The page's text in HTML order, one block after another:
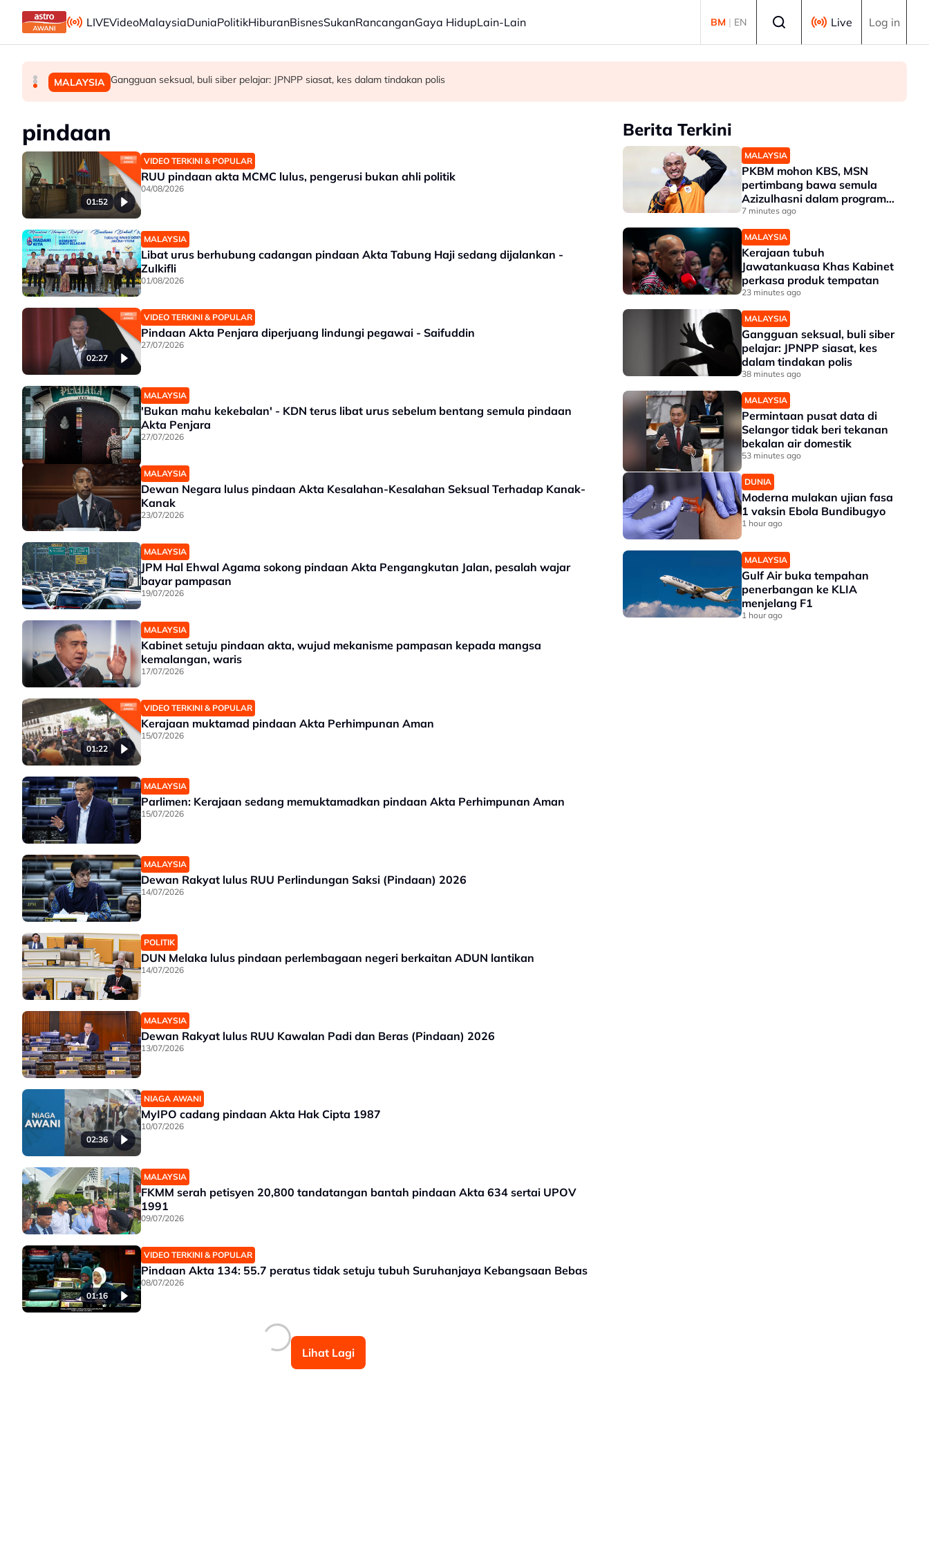
Skip to main content
LIVEVideoMalaysiaDuniaPolitikHiburanBisnesSukanRancanganGaya HidupLain-Lain BM | EN Live Log in
MALAYSIA PKBM mohon KBS, MSN pertimbang bawa semula Azizulhasni dalam program RTG
MALAYSIA Kerajaan tubuh Jawatankuasa Khas Kabinet perkasa produk tempatan
MALAYSIA Gangguan seksual, buli siber pelajar: JPNPP siasat, kes dalam tindakan polis
pindaan
01:52
VIDEO TERKINI & POPULAR
RUU pindaan akta MCMC lulus, pengerusi bukan ahli politik
04/08/2026
MALAYSIA
Libat urus berhubung cadangan pindaan Akta Tabung Haji sedang dijalankan -
Zulkifli
01/08/2026
02:27
VIDEO TERKINI & POPULAR
Pindaan Akta Penjara diperjuang lindungi pegawai - Saifuddin
27/07/2026
MALAYSIA
'Bukan mahu kekebalan' - KDN terus libat urus sebelum bentang semula pindaan
Akta Penjara
27/07/2026
MALAYSIA
Dewan Negara lulus pindaan Akta Kesalahan-Kesalahan Seksual Terhadap Kanak-
Kanak
23/07/2026
MALAYSIA
JPM Hal Ehwal Agama sokong pindaan Akta Pengangkutan Jalan, pesalah wajar
bayar pampasan
19/07/2026
MALAYSIA
Kabinet setuju pindaan akta, wujud mekanisme pampasan kepada mangsa
kemalangan, waris
17/07/2026
01:22
VIDEO TERKINI & POPULAR
Kerajaan muktamad pindaan Akta Perhimpunan Aman
15/07/2026
MALAYSIA
Parlimen: Kerajaan sedang memuktamadkan pindaan Akta Perhimpunan Aman
15/07/2026
MALAYSIA
Dewan Rakyat lulus RUU Perlindungan Saksi (Pindaan) 2026
14/07/2026
POLITIK
DUN Melaka lulus pindaan perlembagaan negeri berkaitan ADUN lantikan
14/07/2026
MALAYSIA
Dewan Rakyat lulus RUU Kawalan Padi dan Beras (Pindaan) 2026
13/07/2026
02:36
NIAGA AWANI
MyIPO cadang pindaan Akta Hak Cipta 1987
10/07/2026
MALAYSIA
FKMM serah petisyen 20,800 tandatangan bantah pindaan Akta 634 sertai UPOV
1991
09/07/2026
01:16
VIDEO TERKINI & POPULAR
Pindaan Akta 134: 55.7 peratus tidak setuju tubuh Suruhanjaya Kebangsaan Bebas
08/07/2026
Lihat Lagi
Berita Terkini
MALAYSIA
PKBM mohon KBS, MSN
pertimbang bawa semula
Azizulhasni dalam program
RTG
7 minutes ago
MALAYSIA
Kerajaan tubuh
Jawatankuasa Khas Kabinet
perkasa produk tempatan
23 minutes ago
MALAYSIA
Gangguan seksual, buli siber
pelajar: JPNPP siasat, kes
dalam tindakan polis
38 minutes ago
MALAYSIA
Permintaan pusat data di
Selangor tidak beri tekanan
bekalan air domestik
53 minutes ago
DUNIA
Moderna mulakan ujian fasa
1 vaksin Ebola Bundibugyo
1 hour ago
MALAYSIA
Gulf Air buka tempahan
penerbangan ke KLIA
menjelang F1
1 hour ago